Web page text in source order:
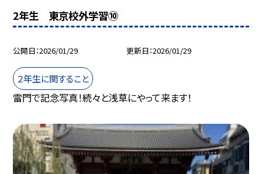
2年生 東京校外学習⑩
公開日 2026/01/29 更新日 2026/01/29
２年生に関すること
雷門で記念写真！続々と浅草にやって来ます！